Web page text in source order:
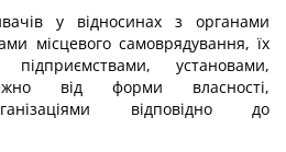
у відносинах з органами
місцевого самоврядування, їх
установами,
від форми власності,
відповідно до